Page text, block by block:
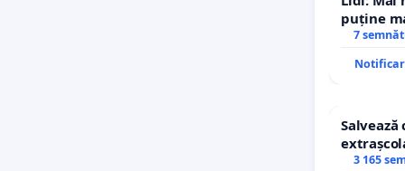
puține
7
copiilor
3 165